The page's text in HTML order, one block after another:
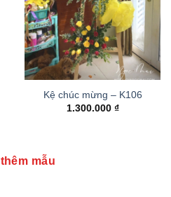
Kệ chúc mừng – K106
1.300.000 ₫
mẫu